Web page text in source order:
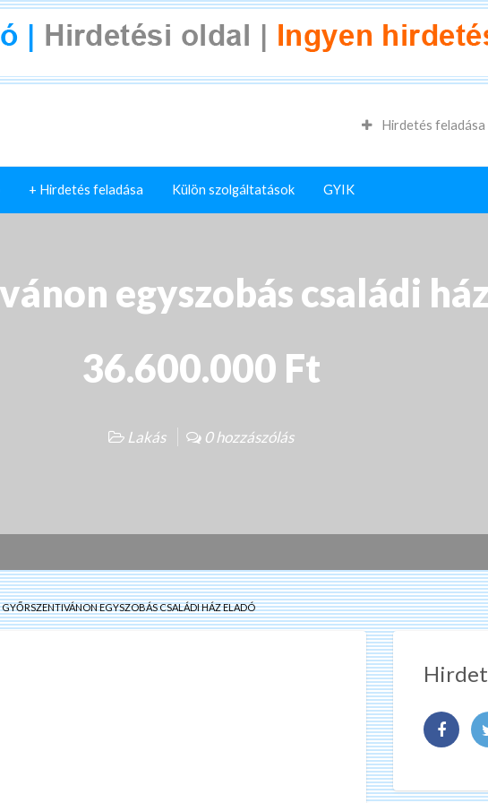
Hirdetés feladása
+ Hirdetés feladása Külön szolgáltatások GYIK
egyszobás családi
36.600.000 Ft
Lakás 0 hozzászólás
GYŐRSZENTIVÁNON EGYSZOBÁS CSALÁDI HÁZ ELADÓ